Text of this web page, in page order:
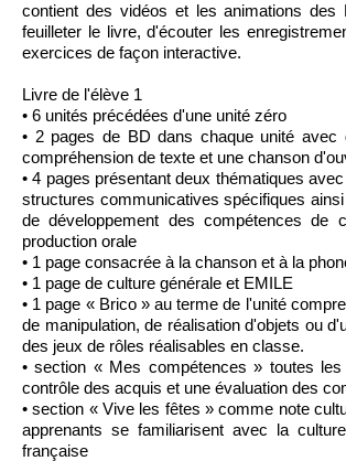
contient des vidéos et les animations des
feuilleter le livre, d'écouter les
exercices de façon interactive.
Livre de l'élève 1
• 6 unités précédées d'une unité zéro
• 2 pages de BD dans chaque unité avec
compréhension de texte et une chanson
• 4 pages présentant deux thématiques
structures communicatives spécifiques
de développement des compétences de
production orale
• 1 page consacrée à la chanson et à la
• 1 page de culture générale et EMILE
• 1 page « Brico » au terme de l'unité
de manipulation, de réalisation d'objets ou
des jeux de rôles réalisables en classe.
• section « Mes compétences » toutes
contrôle des acquis et une évaluation des
• section « Vive les fêtes » comme note
apprenants se familiarisent avec la
française